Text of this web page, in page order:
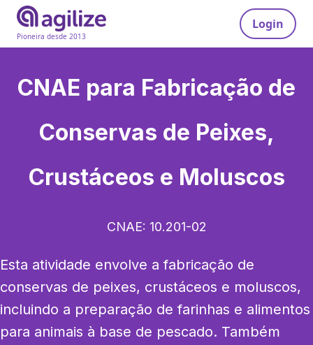
Pioneira desde 2013
Login
CNAE para Fabricação de
Conservas de Peixes,
Crustáceos e Moluscos
CNAE: 10.201-02
Esta atividade envolve a fabricação de
conservas de peixes, crustáceos e moluscos,
incluindo a preparação de farinhas e alimentos
para animais à base de pescado. Também